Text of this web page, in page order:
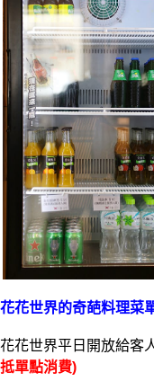
花花世界的奇葩料理菜
花花世界平日開放給客
抵單點消費)